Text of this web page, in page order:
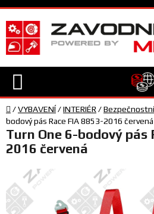
Přejít
na
obsah
TECHNIKA
VYBAVENÍ
JEZDEC
Domů
/VYBAVENÍ/INTERIÉR /
bodový pás Race FIA 8853-2016 červená
Turn One 6-bodový pás
2016 červená